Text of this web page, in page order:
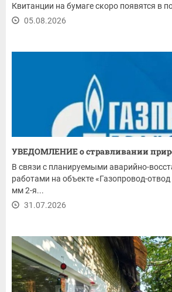
Квитанции на бумаге скоро появятся в
05.08.2026
УВЕДОМЛЕНИЕ о стравливании
В связи с планируемыми аварийно-
работами на объекте «Газопровод-
мм 2-я...
31.07.2026